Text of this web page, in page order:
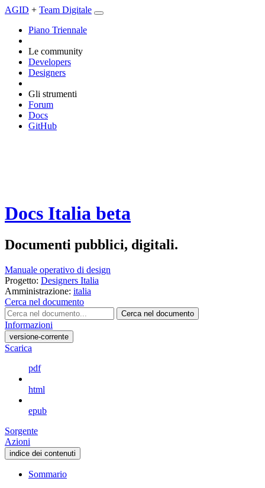
AGID + Team Digitale
Piano Triennale
Le community
Developers
Designers
Gli strumenti
Forum
Docs
GitHub
Docs Italia beta
Documenti pubblici, digitali.
Manuale operativo di design
Progetto: Designers Italia
Amministrazione: italia
Cerca nel documento
Cerca nel documento
Informazioni
versione-corrente
Scarica
pdf
html
epub
Sorgente
Azioni
indice dei contenuti
Sommario